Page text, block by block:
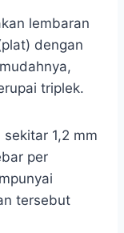
lembaran
dengan
triplek.
1,2 mm
per
tersebut